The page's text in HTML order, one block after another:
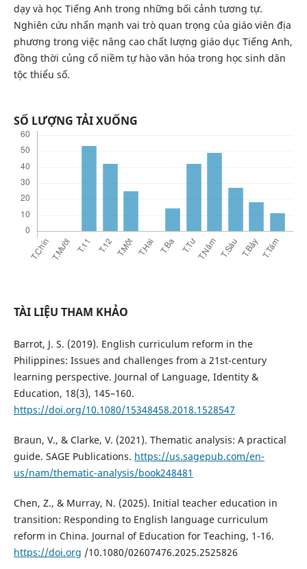
dạy và học Tiếng Anh trong những bối cảnh tương tự.
Nghiên cứu nhấn mạnh vai trò quan trọng của giáo viên địa
phương trong việc nâng cao chất lượng giáo dục Tiếng Anh,
đồng thời củng cố niềm tự hào văn hóa trong học sinh dân
tộc thiểu số.
SỐ LƯỢNG TẢI XUỐNG
TÀI LIỆU THAM KHẢO
Barrot, J. S. (2019). English curriculum reform in the
Philippines: Issues and challenges from a 21st-century
learning perspective. Journal of Language, Identity &
Education, 18(3), 145–160.
https://doi.org/10.1080/15348458.2018.1528547
Braun, V., & Clarke, V. (2021). Thematic analysis: A practical
guide. SAGE Publications. https://us.sagepub.com/en-
us/nam/thematic-analysis/book248481
Chen, Z., & Murray, N. (2025). Initial teacher education in
transition: Responding to English language curriculum
reform in China. Journal of Education for Teaching, 1-16.
https://doi.org /10.1080/02607476.2025.2525826